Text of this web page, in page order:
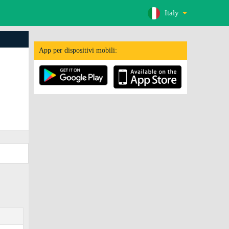
Italy
App per dispositivi mobili: